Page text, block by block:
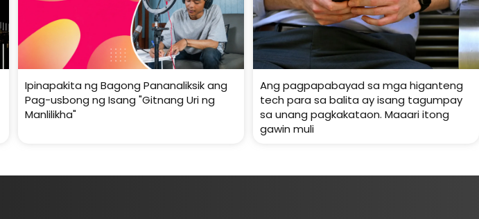
Ipinapakita ng Bagong Pananaliksik ang
Pag-usbong ng Isang "Gitnang Uri ng
Manlilikha"
Ang pagpapabayad sa mga higanteng
tech para sa balita ay isang tagumpay
sa unang pagkakataon. Maaari itong
gawin muli